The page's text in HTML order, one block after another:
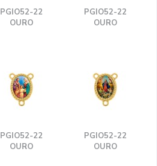
PGIO52-22
OURO
PGIO52-22
OURO
PGIO52-22
OURO
PGIO52-22
OURO